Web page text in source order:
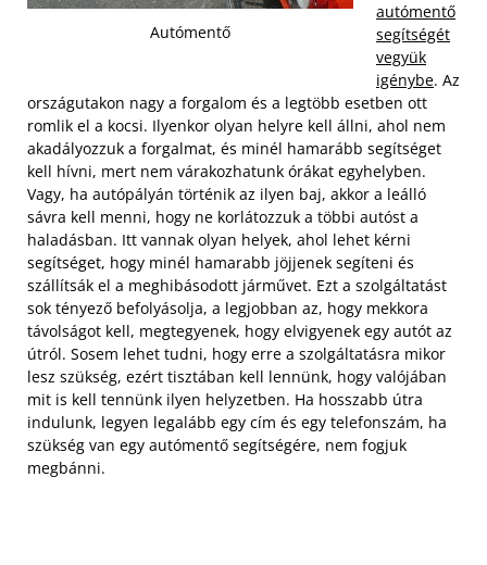
Autómentő
autómentő
segítségét
vegyük
igénybe. Az
országutakon nagy a forgalom és a legtöbb esetben ott
romlik el a kocsi. Ilyenkor olyan helyre kell állni, ahol nem
akadályozzuk a forgalmat, és minél hamarább segítséget
kell hívni, mert nem várakozhatunk órákat egyhelyben.
Vagy, ha autópályán történik az ilyen baj, akkor a leálló
sávra kell menni, hogy ne korlátozzuk a többi autóst a
haladásban. Itt vannak olyan helyek, ahol lehet kérni
segítséget, hogy minél hamarabb jöjjenek segíteni és
szállítsák el a meghibásodott járművet. Ezt a szolgáltatást
sok tényező befolyásolja, a legjobban az, hogy mekkora
távolságot kell, megtegyenek, hogy elvigyenek egy autót az
útról. Sosem lehet tudni, hogy erre a szolgáltatásra mikor
lesz szükség, ezért tisztában kell lennünk, hogy valójában
mit is kell tennünk ilyen helyzetben. Ha hosszabb útra
indulunk, legyen legalább egy cím és egy telefonszám, ha
szükség van egy autómentő segítségére, nem fogjuk
megbánni.